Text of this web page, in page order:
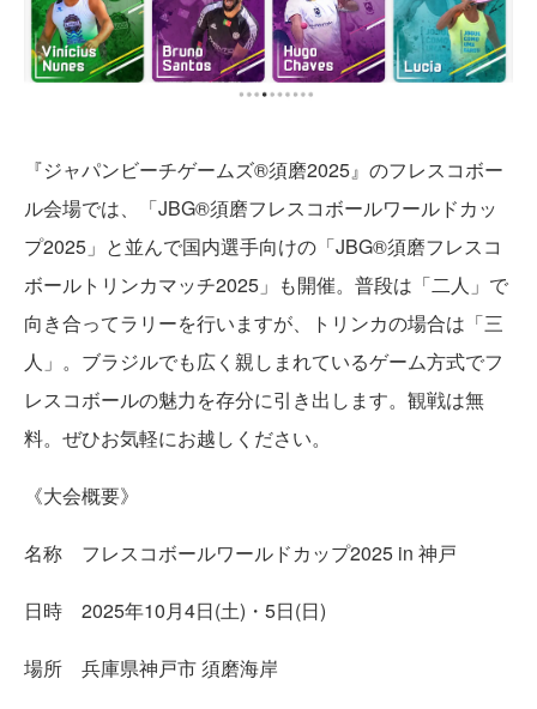
『ジャパンビーチゲームズ®須磨2025』のフレスコボー
ル会場では、「JBG®須磨フレスコボールワールドカッ
プ2025」と並んで国内選手向けの「JBG®須磨フレスコ
ボールトリンカマッチ2025」も開催。普段は「二人」で
向き合ってラリーを行いますが、トリンカの場合は「三
人」。ブラジルでも広く親しまれているゲーム方式でフ
レスコボールの魅力を存分に引き出します。観戦は無
料。ぜひお気軽にお越しください。
《大会概要》
名称 フレスコボールワールドカップ2025 in 神戸
日時 2025年10月4日(土)・5日(日)
場所 兵庫県神戸市 須磨海岸